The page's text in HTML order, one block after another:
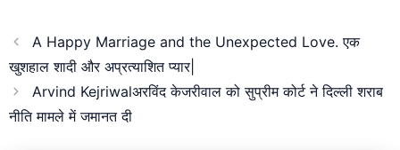
A Happy Marriage and the Unexpected Love. एक
खुशहाल शादी और अप्रत्याशित प्यार|
Arvind Kejriwalअरविंद केजरीवाल को सुप्रीम कोर्ट ने दिल्ली शराब
नीति मामले में जमानत दी